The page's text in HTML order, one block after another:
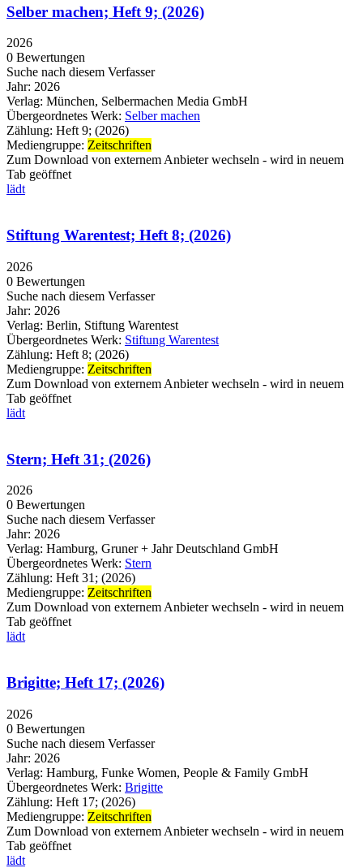
Selber machen; Heft 9; (2026)
2026
0 Bewertungen
Suche nach diesem Verfasser
Jahr: 2026
Verlag: München, Selbermachen Media GmbH
Übergeordnetes Werk: Selber machen
Zählung: Heft 9; (2026)
Mediengruppe: Zeitschriften
Zum Download von externem Anbieter wechseln - wird in neuem
Tab geöffnet
lädt
Stiftung Warentest; Heft 8; (2026)
2026
0 Bewertungen
Suche nach diesem Verfasser
Jahr: 2026
Verlag: Berlin, Stiftung Warentest
Übergeordnetes Werk: Stiftung Warentest
Zählung: Heft 8; (2026)
Mediengruppe: Zeitschriften
Zum Download von externem Anbieter wechseln - wird in neuem
Tab geöffnet
lädt
Stern; Heft 31; (2026)
2026
0 Bewertungen
Suche nach diesem Verfasser
Jahr: 2026
Verlag: Hamburg, Gruner + Jahr Deutschland GmbH
Übergeordnetes Werk: Stern
Zählung: Heft 31; (2026)
Mediengruppe: Zeitschriften
Zum Download von externem Anbieter wechseln - wird in neuem
Tab geöffnet
lädt
Brigitte; Heft 17; (2026)
2026
0 Bewertungen
Suche nach diesem Verfasser
Jahr: 2026
Verlag: Hamburg, Funke Women, People & Family GmbH
Übergeordnetes Werk: Brigitte
Zählung: Heft 17; (2026)
Mediengruppe: Zeitschriften
Zum Download von externem Anbieter wechseln - wird in neuem
Tab geöffnet
lädt